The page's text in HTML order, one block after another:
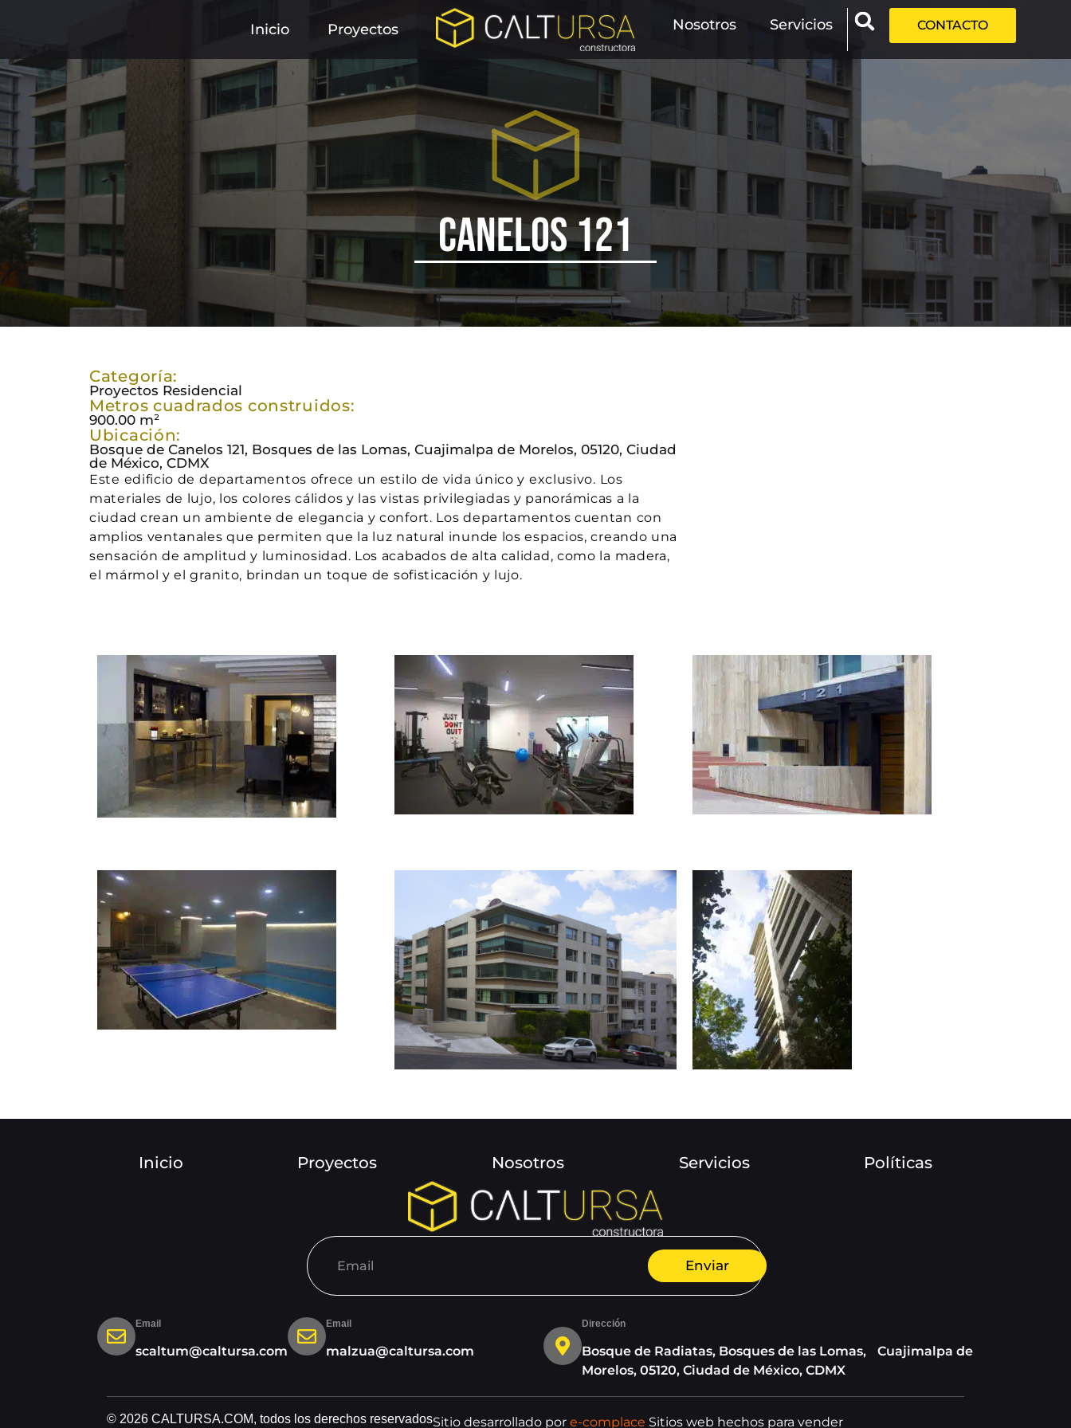
Inicio Proyectos Nosotros Servicios CONTACTO
CANELOS 121
Categoría:
Proyectos Residencial
Metros cuadrados construidos:
900.00 m²
Ubicación:
Bosque de Canelos 121, Bosques de las Lomas, Cuajimalpa de Morelos, 05120, Ciudad
de México, CDMX
Este edificio de departamentos ofrece un estilo de vida único y exclusivo. Los
materiales de lujo, los colores cálidos y las vistas privilegiadas y panorámicas a la
ciudad crean un ambiente de elegancia y confort. Los departamentos cuentan con
amplios ventanales que permiten que la luz natural inunde los espacios, creando una
sensación de amplitud y luminosidad. Los acabados de alta calidad, como la madera,
el mármol y el granito, brindan un toque de sofisticación y lujo.
Inicio Proyectos Nosotros Servicios Políticas
Enviar
Email
scaltum@caltursa.com
Email
malzua@caltursa.com
Dirección
Bosque de Radiatas, Bosques de las Lomas, Cuajimalpa de
Morelos, 05120, Ciudad de México, CDMX
© 2026 CALTURSA.COM, todos los derechos reservadosSitio desarrollado por e-complace Sitios web hechos para vender